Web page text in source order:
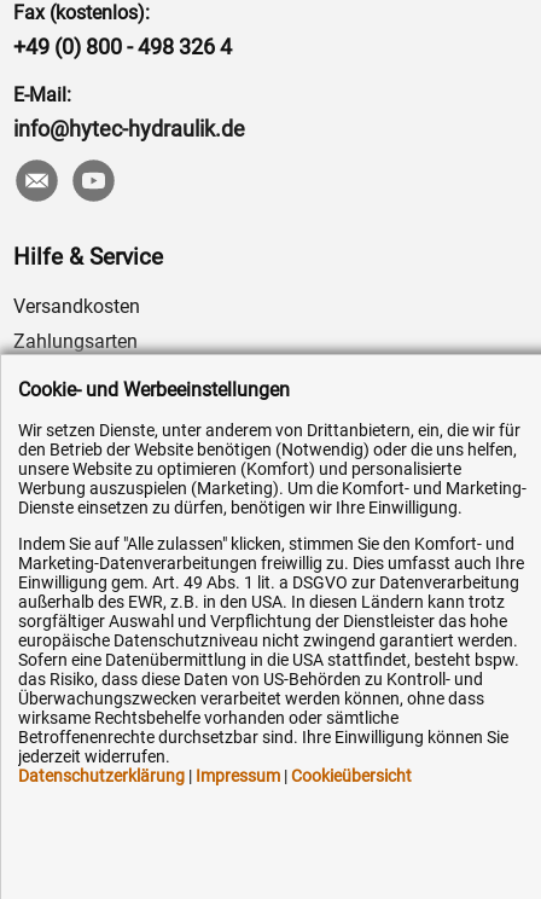
Fax (kostenlos):
+49 (0) 800 - 498 326 4
E-Mail:
info@hytec-hydraulik.de
Hilfe & Service
Versandkosten
Zahlungsarten
Service
Datenschutz
Impressum
Karriere
OEM-Ersatzteile
Technik-Hilfe
Downloads
Kontakt
Ihre Hytec-Hydraulik Vorteile
Schneller Versand, meist am selben Tag
Cookie- und Werbeeinstellungen
Wir setzen Dienste, unter anderem von Drittanbietern, ein, die wir für
den Betrieb der Website benötigen (Notwendig) oder die uns helfen,
unsere Website zu optimieren (Komfort) und personalisierte
Werbung auszuspielen (Marketing). Um die Komfort- und Marketing-
Dienste einsetzen zu dürfen, benötigen wir Ihre Einwilligung.
Indem Sie auf "Alle zulassen" klicken, stimmen Sie den Komfort- und
Marketing-Datenverarbeitungen freiwillig zu. Dies umfasst auch Ihre
Einwilligung gem. Art. 49 Abs. 1 lit. a DSGVO zur Datenverarbeitung
außerhalb des EWR, z.B. in den USA. In diesen Ländern kann trotz
sorgfältiger Auswahl und Verpflichtung der Dienstleister das hohe
europäische Datenschutzniveau nicht zwingend garantiert werden.
Sofern eine Datenübermittlung in die USA stattfindet, besteht bspw.
das Risiko, dass diese Daten von US-Behörden zu Kontroll- und
Überwachungszwecken verarbeitet werden können, ohne dass
wirksame Rechtsbehelfe vorhanden oder sämtliche
Betroffenenrechte durchsetzbar sind. Ihre Einwilligung können Sie
jederzeit widerrufen.
Datenschutzerklärung | Impressum |Cookieübersicht